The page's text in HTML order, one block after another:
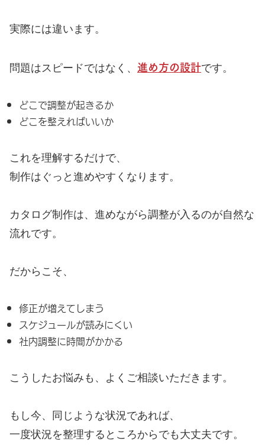
実際には違います。
問題はスピードではなく、 進め方の設計です。
どこで調整が起きるか
どこを整えればいいか
これを理解するだけで、
制作はぐっと進めやすくなります。
カタログ制作は、進めながら調整が入るのが自然な
流れです。
だからこそ、
修正が増えてしまう
スケジュールが読みにくい
社内調整に時間がかかる
こうしたお悩みも、よくご相談いただきます。
もし今、同じような状況であれば、
一度状況を整理するところからでも大丈夫です。